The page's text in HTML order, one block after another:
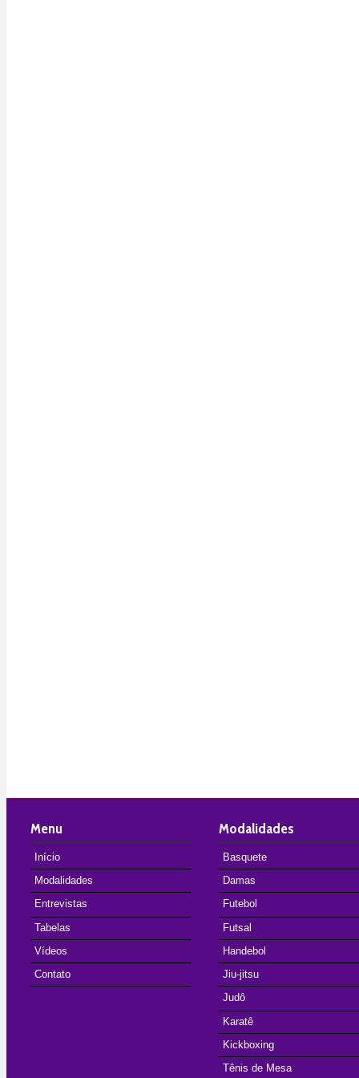
Menu
Início
Modalidades
Entrevistas
Tabelas
Vídeos
Contato
Modalidades
Basquete
Damas
Futebol
Futsal
Handebol
Jiu-jitsu
Judô
Karatê
Kickboxing
Tênis de Mesa